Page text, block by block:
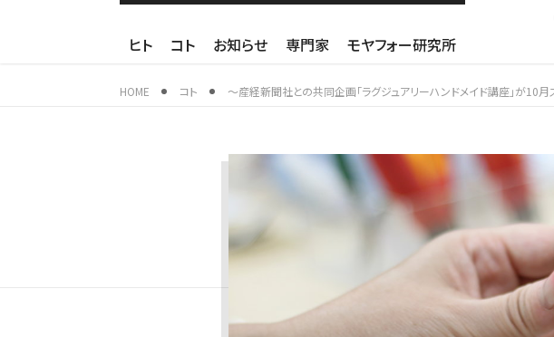
ヒト コト お知らせ 専門家 モヤフォー研究所
HOME コト ～産経新聞社との共同企画「ラグジュアリーハンドメイド講座」が